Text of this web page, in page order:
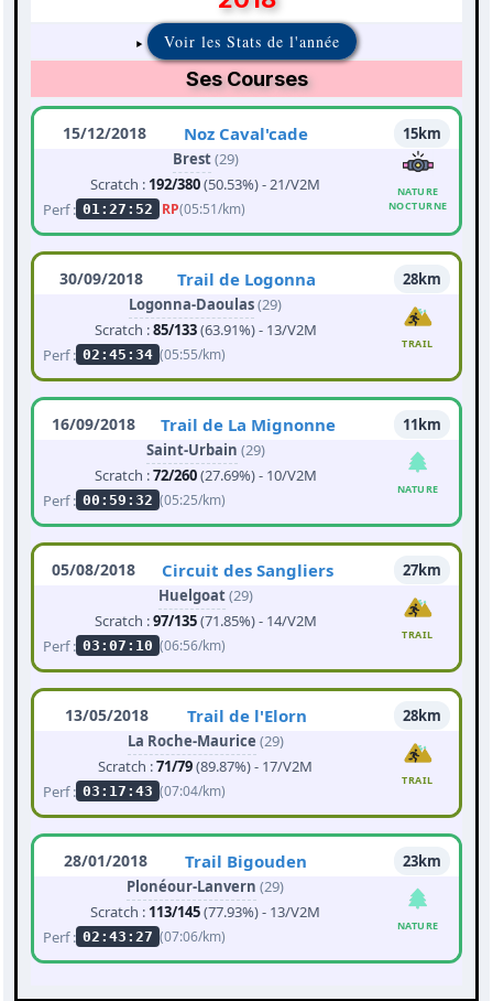
Voir les Stats de l'année
Ses Courses
15/12/2018 Noz Caval'cade
15km
Brest(29)
Scratch : 192/380(50.53%) - 21/V2M
Perf : 01:27:52 RP(05:51/km)
NATURE
NOCTURNE
30/09/2018 Trail de Logonna
28km
Logonna-Daoulas(29)
Scratch :85/133(63.91%) - 13/V2M
Perf : 02:45:34 (05:55/km)
TRAIL
16/09/2018 Trail de La Mignonne
11km
Saint-Urbain (29)
Scratch :72/260(27.69%) - 10/V2M
Perf : 00:59:32 (05:25/km)
NATURE
05/08/2018 Circuit des Sangliers
27km
Huelgoat(29)
Scratch :97/135(71.85%) - 14/V2M
Perf : 03:07:10 (06:56/km)
TRAIL
13/05/2018 Trail de l'Elorn
28km
La Roche-Maurice (29)
Scratch :71/79(89.87%) - 17/V2M
Perf : 03:17:43 (07:04/km)
TRAIL
28/01/2018 Trail Bigouden
23km
Plonéour-Lanvern (29)
Scratch : 113/145(77.93%) - 13/V2M
Perf : 02:43:27 (07:06/km)
NATURE